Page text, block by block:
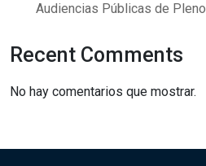
Audiencias Públicas de Pleno
Recent Comments
No hay comentarios que mostrar.